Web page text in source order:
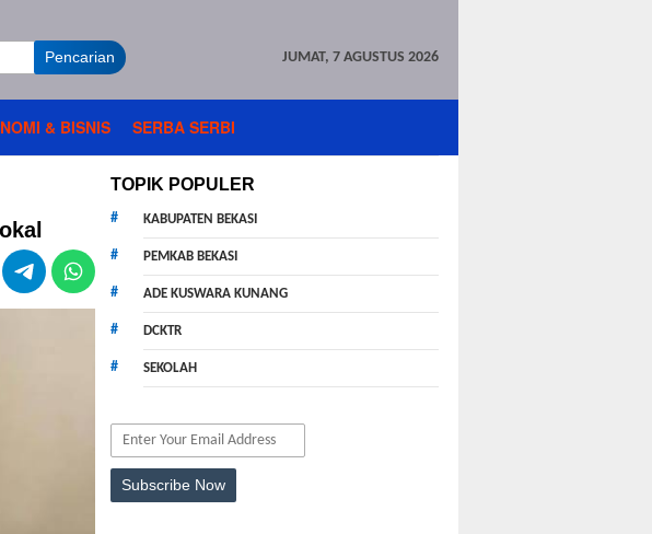
Pencarian JUMAT, 7 AGUSTUS 2026
& BISNIS SERBA SERBI
TOPIK POPULER
KABUPATEN BEKASI
PEMKAB BEKASI
ADE KUSWARA KUNANG
DCKTR
SEKOLAH